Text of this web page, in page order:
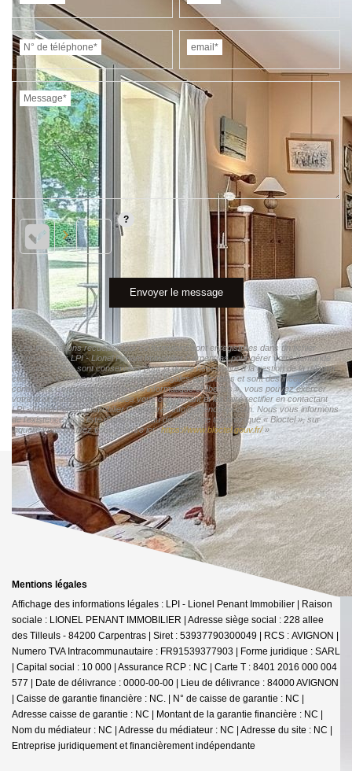
N° de téléphone* email*
Message*
Envoyer le message
« Les informations recueillies sur ce formulaire sont enregistrées dans un fichier
informatisé par LPI - Lionel Penant Immobilier Carpentras pour gérer votre demande
de contact. Elles sont conservées pour la durée nécessaire à la gestion de la relation
client dans le respect des prescriptions légales applicables et sont destinées à nos
conseillers Conformément à la loi « informatique et libertés », vous pouvez exercer
votre droit d'accès aux données vous concernant et les faire rectifier en contactant
LPI - Lionel Penant Immobilier Carpentras info@agence-lpi.com. Nous vous informons
de l'existence de la liste d'opposition au démarchage téléphonique « Bloctel », sur
laquelle vous pouvez vous inscrire ici :https://www.bloctel.gouv.fr/»
Mentions légales
Affichage des informations légales : LPI - Lionel Penant Immobilier | Raison
sociale : LIONEL PENANT IMMOBILIER | Adresse siège social : 228 allee
des Tilleuls - 84200 Carpentras | Siret : 53937790300049 | RCS : AVIGNON |
Numero TVA Intracommunautaire : FR91539377903 | Forme juridique : SARL
| Capital social : 10 000 | Assurance RCP : NC | Carte T : 8401 2016 000 004
577 | Date de délivrance : 0000-00-00 | Lieu de délivrance : 84000 AVIGNON
| Caisse de garantie financière : NC. | N° de caisse de garantie : NC |
Adresse caisse de garantie : NC | Montant de la garantie financière : NC |
Nom du médiateur : NC | Adresse du médiateur : NC | Adresse du site : NC |
Entreprise juridiquement et financièrement indépendante